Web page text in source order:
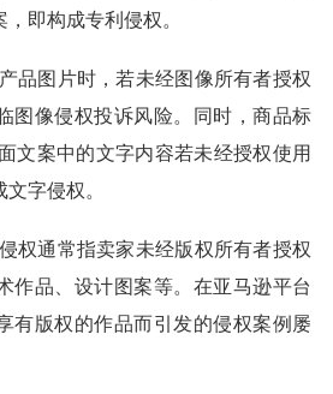
即构成专利侵权。
图片时，若未经图像所有者授权
图像侵权投诉风险。同时，商品标
文案中的文字内容若未经授权使用
字侵权。
通常指卖家未经版权所有者授权
作品、设计图案等。在亚马逊平台
有版权的作品而引发的侵权案例屡